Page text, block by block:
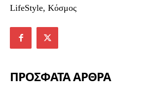
LifeStyle, Κόσμος
ΠΡΟΣΦΑΤΑ ΑΡΘΡΑ